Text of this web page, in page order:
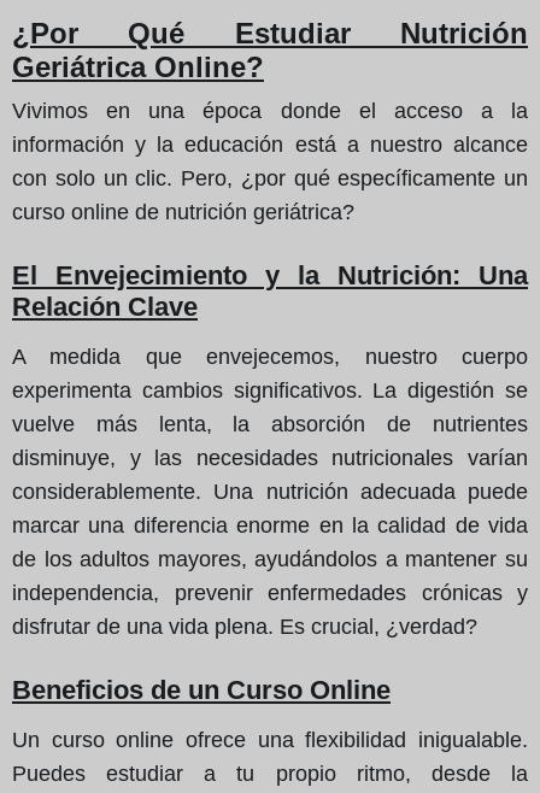
¿Por Qué Estudiar Nutrición
Geriátrica Online?
Vivimos en una época donde el acceso a la
información y la educación está a nuestro alcance
con solo un clic. Pero, ¿por qué específicamente un
curso online de nutrición geriátrica?
El Envejecimiento y la Nutrición: Una
Relación Clave
A medida que envejecemos, nuestro cuerpo
experimenta cambios significativos. La digestión se
vuelve más lenta, la absorción de nutrientes
disminuye, y las necesidades nutricionales varían
considerablemente. Una nutrición adecuada puede
marcar una diferencia enorme en la calidad de vida
de los adultos mayores, ayudándolos a mantener su
independencia, prevenir enfermedades crónicas y
disfrutar de una vida plena. Es crucial, ¿verdad?
Beneficios de un Curso Online
Un curso online ofrece una flexibilidad inigualable.
Puedes estudiar a tu propio ritmo, desde la